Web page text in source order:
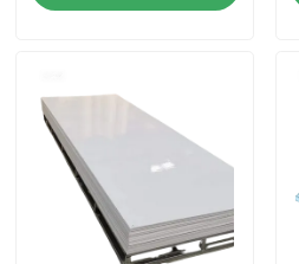
Resistente agli acidi
aggressivi